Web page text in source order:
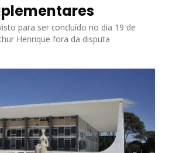
para ser concluído no dia 19 de
Henrique fora da disputa